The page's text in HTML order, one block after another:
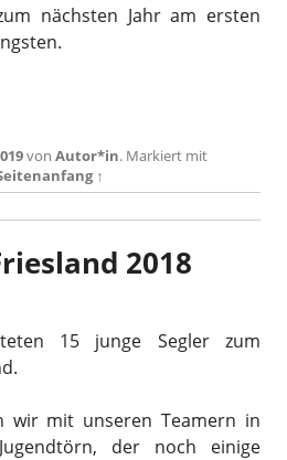
nächsten Jahr am ersten
von Autor*in. Markiert mit
↑
2018
15 junge Segler zum
wir mit unseren Teamern in
der noch einige